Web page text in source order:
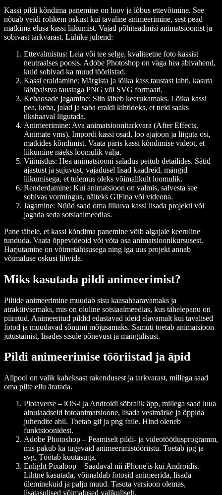
Kassi pildi kõndima panemine on loov ja lõbus ettevõtmine. See
nõuab veidi rohkem oskust kui tavaline animeerimine, sest pead
matkima elusa kassi liikumist. Vajad põhiteadmisi animatsioonist ja
sobivast tarkvarast. Lühike juhend:
Ettevalmistus: Leia või tee selge, kvaliteetne foto kassist
neutraalses poosis. Adobe Photoshop on väga hea abivahend,
kuid sobivad ka muud tööriistad.
Kassi eraldamine: Märgista ja lõika kass taustast lahti, kasuta
läbipaistva taustaga PNG või SVG formaati.
Kehaosade jagamine: Siin läheb keerukamaks. Lõika kassi
pea, keha, jalad ja saba eraldi kihtideks, et neid saaks
ükshaaval liigutada.
Animeerimine: Ava animatsioonitarkvara (After Effects,
Animate vms). Impordi kassi osad, loo ajajoon ja liiguta osi,
matkides kõndimist. Vaata päris kassi kõndimise videot, et
liikumine näeks loomulik välja.
Viimistlus: Hea animatsiooni saladus peitub detailides. Sätid
ajastust ja sujuvust, vajadusel lisad kaadreid, mängid
liikumisega, et tulemus oleks võimalikult loomulik.
Renderdamine: Kui animatsioon on valmis, salvesta see
sobivas vormingus, näiteks GIFina või videona.
Jagamine: Nüüd saad oma liikuva kassi lisada projekti või
jagada seda sotsiaalmeedias.
Pane tähele, et kassi kõndima panemine võib algajale keeruline
tunduda. Vaata õppevideoid või võta osa animatsioonikursusest.
Harjutamine on võtmetähtsusega ning iga uus projekt annab
võimaluse oskusi lihvida.
Miks kasutada pildi animeerimist?
Piltide animeerimine muudab sisu kaasahaaravamaks ja
atraktiivsemaks, mis on oluline sotsiaalmeedias, kus tähelepanu on
piiratud. Animeeritud pildid edastavad ideid elavamalt kui tavalised
fotod ja muudavad sõnumi mõjusamaks. Samuti toetab animatsioon
jutustamist, lisades sisule põnevust ja mängulisust.
Pildi animeerimise tööriistad ja äpid
Allpool on valik kaheksast rakendusest ja tarkvarast, millega saad
oma pilte ellu äratada.
Plotaverse – iOS-i ja Androidi sõbralik äpp, millega saad luua
ainulaadseid fotoanimatsioone, lisada vesimärke ja õppida
juhendite abil. Toetab gif ja png faile. Hind oleneb
funktsioonidest.
Adobe Photoshop – Peamiselt pildi- ja videotöötlusprogramm,
mis pakub ka tugevaid animeerimistööriistu. Toetab jpg ja
svg. Töötab kuutasuga.
Enlight Pixaloop – Saadaval nii iPhone'is kui Androidis.
Lihtne kasutada, võimaldab fotosid animeerida, lisada
üleminekuid ja palju muud. Tasuta versioon olemas,
lisatasulised võimalused valikuliselt.